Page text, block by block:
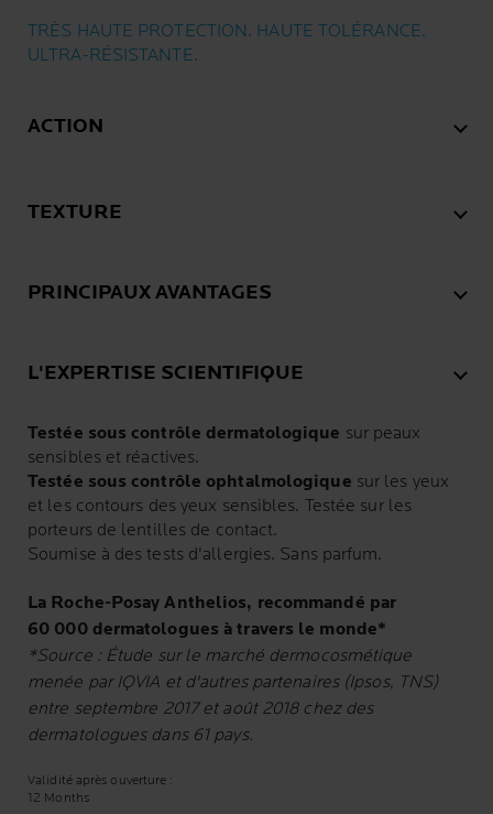
TRÈS HAUTE PROTECTION. HAUTE TOLÉRANCE.
ULTRA-RÉSISTANTE.
ACTION
TEXTURE
PRINCIPAUX AVANTAGES
L'EXPERTISE SCIENTIFIQUE
Testée sous contrôle dermatologique sur peaux
sensibles et réactives.
Testée sous contrôle ophtalmologique sur les yeux
et les contours des yeux sensibles. Testée sur les
porteurs de lentilles de contact.
Soumise à des tests d'allergies. Sans parfum.
La Roche-Posay Anthelios, recommandé par
60 000 dermatologues à travers le monde*
*Source : Étude sur le marché dermocosmétique
menée par IQVIA et d'autres partenaires (Ipsos, TNS)
entre septembre 2017 et août 2018 chez des
dermatologues dans 61 pays.
Validité après ouverture :
12 Months